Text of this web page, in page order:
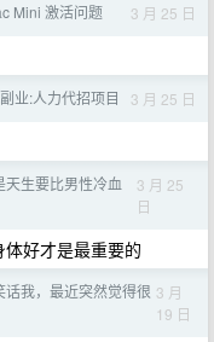
Mini 激活问题 3 月 25 日
业:人力代招项目 3 月 25 日
天生要比男性冷血
3 月 25
日
好才是最重要的
话我，最近突然觉得很 3 月
19 日